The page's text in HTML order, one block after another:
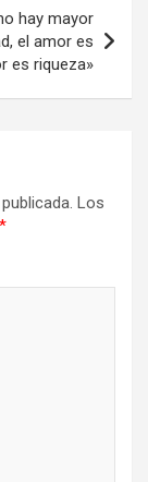
hay mayor
el amor es
es riqueza»
Los
*